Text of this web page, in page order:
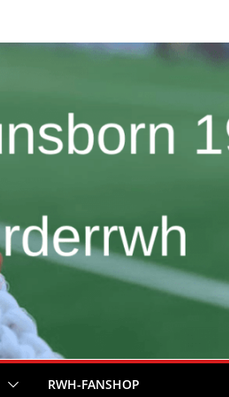
RWH-FANSHOP